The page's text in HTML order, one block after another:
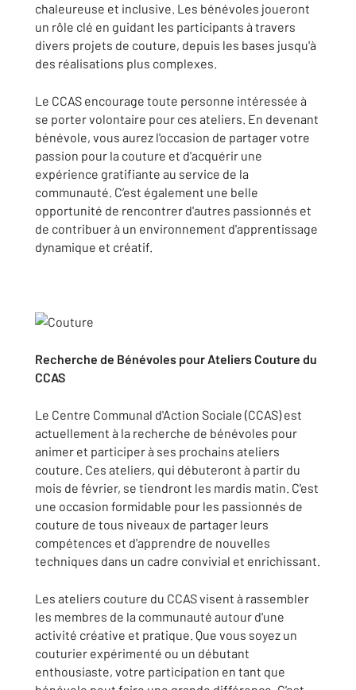
chaleureuse et inclusive. Les bénévoles joueront
un rôle clé en guidant les participants à travers
divers projets de couture, depuis les bases jusqu'à
des réalisations plus complexes.
Le CCAS encourage toute personne intéressée à
se porter volontaire pour ces ateliers. En devenant
bénévole, vous aurez l'occasion de partager votre
passion pour la couture et d'acquérir une
expérience gratifiante au service de la
communauté. C’est également une belle
opportunité de rencontrer d'autres passionnés et
de contribuer à un environnement d'apprentissage
dynamique et créatif.
Recherche de Bénévoles pour Ateliers Couture du
CCAS
Le Centre Communal d'Action Sociale (CCAS) est
actuellement à la recherche de bénévoles pour
animer et participer à ses prochains ateliers
couture. Ces ateliers, qui débuteront à partir du
mois de février, se tiendront les mardis matin. C'est
une occasion formidable pour les passionnés de
couture de tous niveaux de partager leurs
compétences et d'apprendre de nouvelles
techniques dans un cadre convivial et enrichissant.
Les ateliers couture du CCAS visent à rassembler
les membres de la communauté autour d'une
activité créative et pratique. Que vous soyez un
couturier expérimenté ou un débutant
enthousiaste, votre participation en tant que